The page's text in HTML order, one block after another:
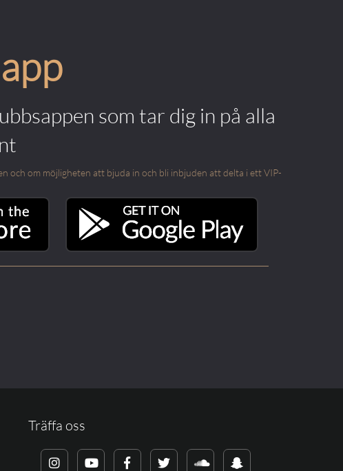
som tar dig in på alla
och om möjligheten att bjuda in och bli inbjuden att delta i ett VIP-
Träffa oss